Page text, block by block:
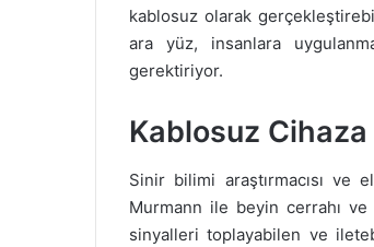
kablosuz olarak
ara yüz, insanlara
gerektiriyor.
Kablosuz
Sinir bilimi araştırmacısı ve
Murmann ile beyin cerrahı
sinyalleri toplayabilen ve